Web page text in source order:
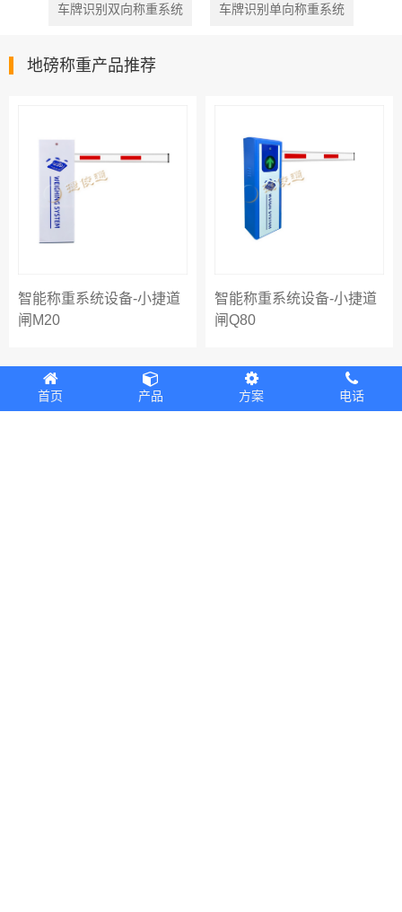
车牌识别双向称重系统 车牌识别单向称重系统
地磅称重产品推荐
智能称重系统设备-小捷道
闸M20
智能称重系统设备-小捷道
闸Q80
称重软件产品推荐
首页 产品 方案 电话